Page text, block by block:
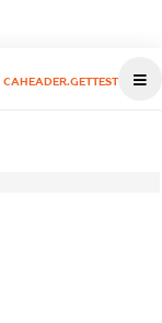
CAHEADER.GETTEST